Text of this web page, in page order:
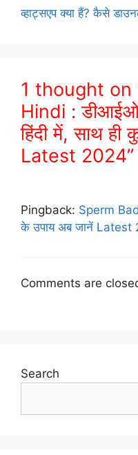
व्हाट्सएप क्या हैं? कैसे
1 thought on
Hindi :
हिंदी में, साथ ही
Latest 2024”
Pingback: Sperm
के उपाय अब जानें
Comments are
Search